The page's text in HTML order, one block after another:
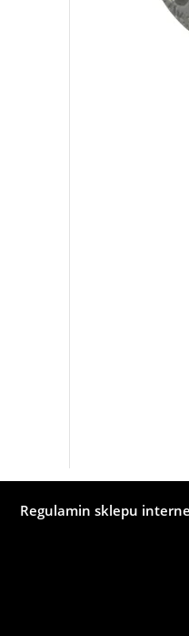
Regulamin sklepu